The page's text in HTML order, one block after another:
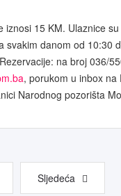
iznosi 15 KM. Ulaznice
svakim danom od 10:30
na broj 036/
, porukom u inbox na
Narodnog pozorišta
Sljedeća